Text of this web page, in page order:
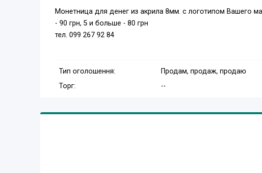
Монетница для денег из акрила 8мм. с логотипом Вашего
- 90 грн, 5 и больше - 80 грн
тел. 099 267 92 84
Тип оголошення:
Продам, продаж, продаю
Торг:
--